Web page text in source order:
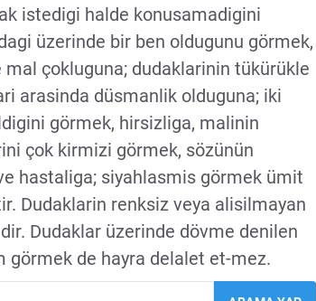
istedigi halde konusamadigini
üzerinde bir ben oldugunu görmek,
çokluguna; dudaklarinin tükürükle
arasinda düsmanlik olduguna; iki
görmek, hirsizliga, malinin
çok kirmizi görmek, sözünün
hastaliga; siyahlasmis görmek ümit
Dudaklarin renksiz veya alisilmayan
Dudaklar üzerinde dövme denilen
görmek de hayra delalet et-mez.